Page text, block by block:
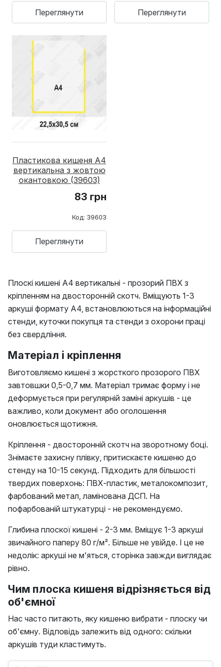
Переглянути Переглянути
Пластикова кишеня А4
вертикальна з жовтою
окантовкою (39603)
83 грн
Код: 39603
Переглянути
Плоскі кишені А4 вертикальні - прозорий ПВХ з
кріпленням на двосторонній скотч. Вміщують 1-3
аркуші формату А4, встановлюються на інформаційні
стенди, куточки покупця та стенди з охорони праці
без свердління.
Матеріал і кріплення
Виготовляємо кишені з жорсткого прозорого ПВХ
завтовшки 0,5-0,7 мм. Матеріал тримає форму і не
деформується при регулярній заміні аркушів - це
важливо, коли документ або оголошення
оновлюється щотижня.
Кріплення - двосторонній скотч на зворотному боці.
Знімаєте захисну плівку, притискаєте кишеню до
стенду на 10-15 секунд. Підходить для більшості
твердих поверхонь: ПВХ-пластик, металокомпозит,
фарбований метал, ламінована ДСП. На
пофарбованій штукатурці - не рекомендуємо.
Глибина плоскої кишені - 2-3 мм. Вміщує 1-3 аркуші
звичайного паперу 80 г/м². Більше не увійде. І це не
недолік: аркуші не м'яться, сторінка завжди виглядає
рівно.
Чим плоска кишеня відрізняється від
об'ємної
Нас часто питають, яку кишеню вибрати - плоску чи
об'ємну. Відповідь залежить від одного: скільки
аркушів туди кластимуть.